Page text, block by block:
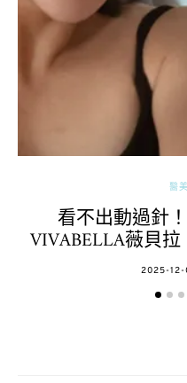
醫
看不出動過針
VIVABELLA薇貝
POSTED
2025-12-